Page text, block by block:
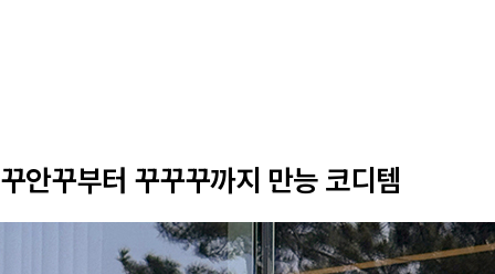
꾸안꾸부터 꾸꾸꾸까지 만능 코디템